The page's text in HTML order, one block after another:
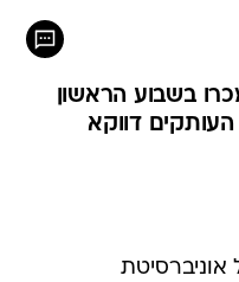
בשבוע הראשון
העותקים דווקא